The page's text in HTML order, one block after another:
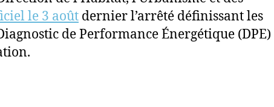
le 3 août dernier l’arrêté définissant les
de Performance Énergétique (DPE)